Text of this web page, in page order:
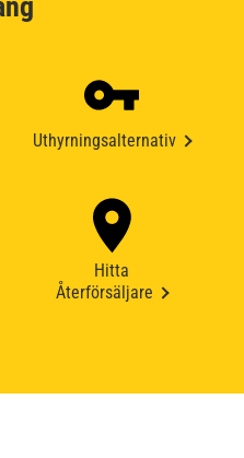
Uthyrningsalternativ
Hitta
Återförsäljare